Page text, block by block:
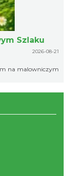
Szlaku
2026-08-21
na malowniczym